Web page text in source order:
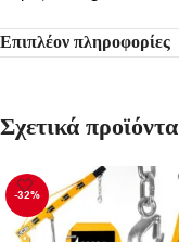
Επιπλέον πληροφορίες
Σχετικά προϊόντα
-32%